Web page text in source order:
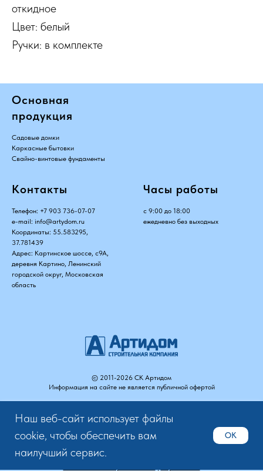
откидное
Цвет: белый
Ручки: в комплекте
Основная
продукция
Садовые домки
Каркасные бытовки
Свайно-винтовые фундаменты
Контакты
Телефон: +7 903 736-07-07
e-mail: info@artydom.ru
Координаты: 55.583295,
37.781439
Адрес: Картинское шоссе, с9А,
деревня Картино, Ленинский
городской округ, Московская
область
Часы работы
с 9:00 до 18:00
ежедневно без выходных
© 2011-2026 СК Артидом
Информация на сайте не является публичной офертой
Политика в отношении обработки персональных данных и правила
Наш веб-сайт использует файлы
cookie, чтобы обеспечить вам
наилучший сервис.
OK